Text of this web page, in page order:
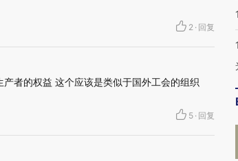
2 · 回复
者的权益 这个应该是类似于国外工会的组织
5 · 回复